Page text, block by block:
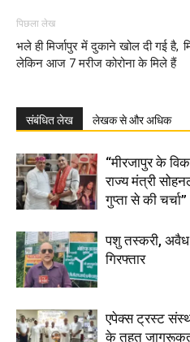
पिछला लेख
भले ही मिर्जापुर में दुकाने खोल दी गई है,
लेकिन आज 7 मरीज कोरोना के मिले हैं
संबंधित लेख लेखक से और अधिक
“मीरजापुर के
राज्य मंत्री
गुप्ता से की चर्चा”
पशु तस्करी,
गिरफ्तार
एपेक्स ट्रस्ट
के तहत